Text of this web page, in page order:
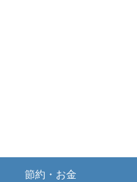
節約・お金